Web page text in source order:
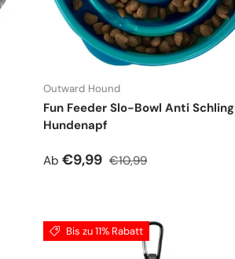
Outward Hound
Fun Feeder Slo-Bowl Anti Schling
Hundenapf
Verkaufspreis
Ab €9,99 Normaler Preis
€10,99
Bis zu 11% Rabatt